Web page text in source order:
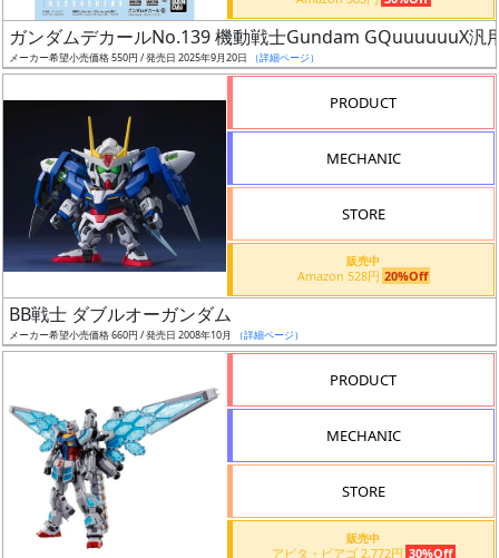
ク
ス
ア
ー
ト
レ
ー
タ
ー
（β）
ガンダムデカールNo.139 機動戦士Gundam GQuuuuuuX汎
メーカー希望小売価格 550円 / 発売日 2025年9月20日 （詳細ページ）
PRODUCT
MECHANIC
STORE
販売中
Amazon 528円 20%Off
BB戦士 ダブルオーガンダム
メーカー希望小売価格 660円 / 発売日 2008年10月 （詳細ページ）
PRODUCT
MECHANIC
STORE
販売中
アピタ・ピアゴ 2,772円 30%Off